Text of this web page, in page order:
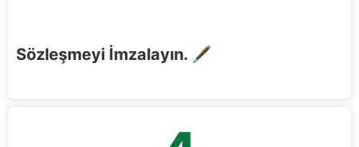
Sözleşmeyi İmzalayın. 🖋️